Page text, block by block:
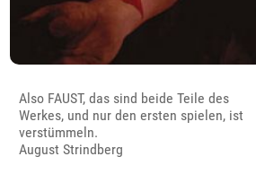
Also FAUST, das sind beide Teile des
Werkes, und nur den ersten spielen, ist
verstümmeln.
August Strindberg